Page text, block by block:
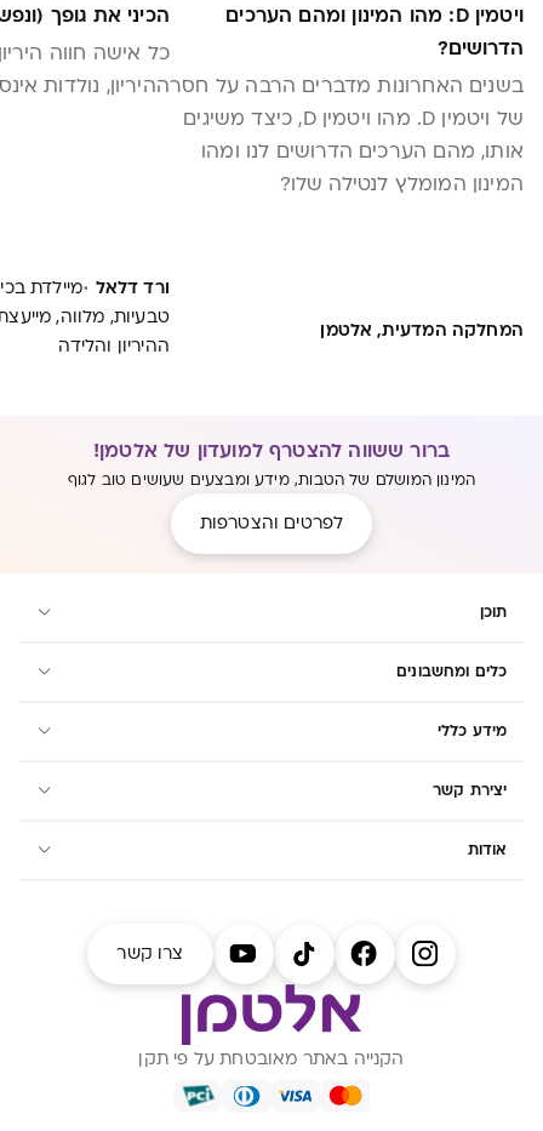
ויטמין D: מהו המינון ומהם הערכים
הדרושים?
בשנים האחרונות מדברים הרבה על חסר
של ויטמין D. מהו ויטמין D, כיצד משיגים
אותו, מהם הערכים הדרושים לנו ומהו
המינון המומלץ לנטילה שלו?
המחלקה המדעית, אלטמן
הכיני את גופך
כל אישה חווה
ההיריון, נולדות
ורד דלאל ·מיילדת
טבעיות, מלווה,
ההיריון והלידה
ברור ששווה להצטרף למועדון של אלטמן!
המינון המושלם של הטבות, מידע ומבצעים שעושים טוב לגוף
לפרטים והצטרפות
תוכן
כלים ומחשבונים
מידע כללי
יצירת קשר
אודות
צרו קשר
הקנייה באתר מאובטחת על פי תקן